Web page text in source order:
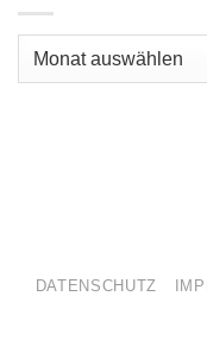
Archiv
DATENSCHUTZ